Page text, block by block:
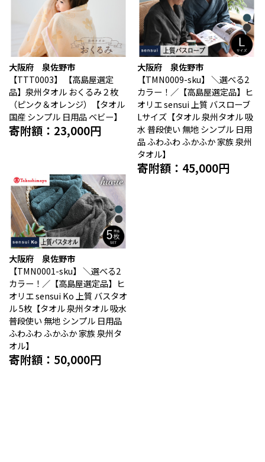
大阪府 泉佐野市
【TTT0003】
【高島屋選定
品】泉州タオル おくるみ２枚
（ピンク＆オレンジ）【タオル
国産 シンプル 日用品 ベビー】
寄附額：23,000円
大阪府 泉佐野市
【TMN0009-sku】 ＼選べる2
カラー！／【高島屋選定品】ヒ
オリエ sensui 上質 バスローブ
Lサイズ【タオル 泉州タオル 吸
水 普段使い 無地 シンプル 日用
品 ふわふわ ふかふか 家族 泉州
タオル】
寄附額：45,000円
大阪府 泉佐野市
【TMN0001-sku】 ＼選べる2
カラー！／【高島屋選定品】ヒ
オリエ sensui Ko 上質 バスタオ
ル 5枚【タオル 泉州タオル 吸水
普段使い 無地 シンプル 日用品
ふわふわ ふかふか 家族 泉州タ
オル】
寄附額：50,000円